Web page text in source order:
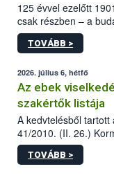
125 évvel ezelőtt
csak részben – a
állomás a Kis Rókus
tervezett új épületébe.
TOVÁBB >
2026. július 6, hétfő
Az ebek
szakértők listája
A kedvtelésből
41/2010. (II. 26.)
sérülés, illetve ennek
hatósági feladatokat,
TOVÁBB >